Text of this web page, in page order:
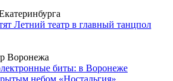
Летний театр в главный танцпол
Воронежа
биты: в Воронеже
небом «Ностальгия»